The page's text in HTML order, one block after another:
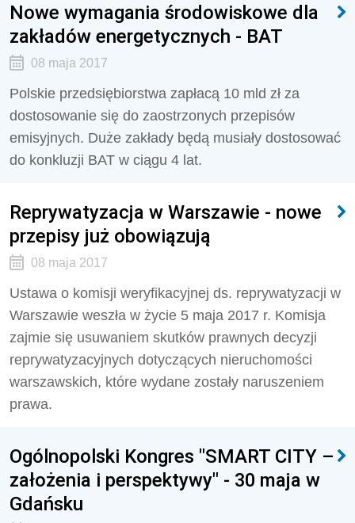
Nowe wymagania środowiskowe dla
zakładów energetycznych - BAT
08 maja 2017
Polskie przedsiębiorstwa zapłacą 10 mld zł za
dostosowanie się do zaostrzonych przepisów
emisyjnych. Duże zakłady będą musiały dostosować
do konkluzji BAT w ciągu 4 lat.
Reprywatyzacja w Warszawie - nowe
przepisy już obowiązują
08 maja 2017
Ustawa o komisji weryfikacyjnej ds. reprywatyzacji w
Warszawie weszła w życie 5 maja 2017 r. Komisja
zajmie się usuwaniem skutków prawnych decyzji
reprywatyzacyjnych dotyczących nieruchomości
warszawskich, które wydane zostały naruszeniem
prawa.
Ogólnopolski Kongres "SMART CITY –
założenia i perspektywy" - 30 maja w
Gdańsku